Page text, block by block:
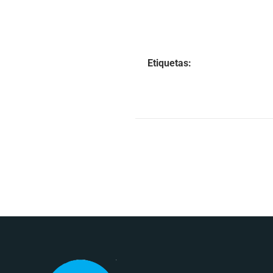
Etiquetas: